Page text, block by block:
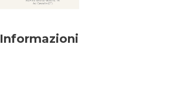
Informazioni